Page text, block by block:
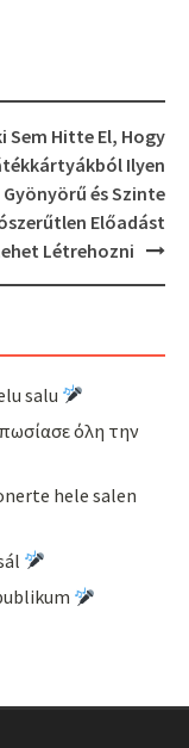
Sem Hitte El, Hogy
Ilyen
Gyönyörű és Szinte
Előadást
Létrehozni
salu
όλη την
hele salen